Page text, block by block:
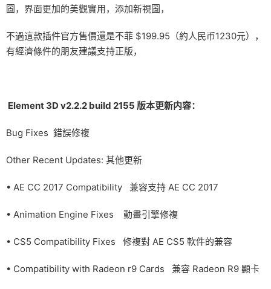
圖，界面更加的美觀實用，添加新視圖，
不過這款插件官方售價還是不菲 $199.95（約人民币1230元），
有經濟條件的朋友建議支持正版，
Element 3D v2.2.2 build 2155 版本更新内容：
Bug Fixes 錯誤修複
Other Recent Updates: 其他更新
• AE CC 2017 Compatibility 兼容支持 AE CC 2017
• Animation Engine Fixes 動畫引擎修複
• CS5 Compatibility Fixes 修複對 AE CS5 軟件的兼容
• Compatibility with Radeon r9 Cards 兼容 Radeon R9 顯卡